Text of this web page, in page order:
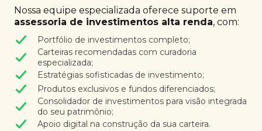
Nossa equipe especializada oferece suporte em
assessoria de investimentos alta renda, com:
Portfólio de investimentos completo;
Carteiras recomendadas com curadoria
especializada;
Estratégias sofisticadas de investimento;
Produtos exclusivos e fundos diferenciados;
Consolidador de investimentos para visão integrada
do seu patrimônio;
Apoio digital na construção da sua carteira.